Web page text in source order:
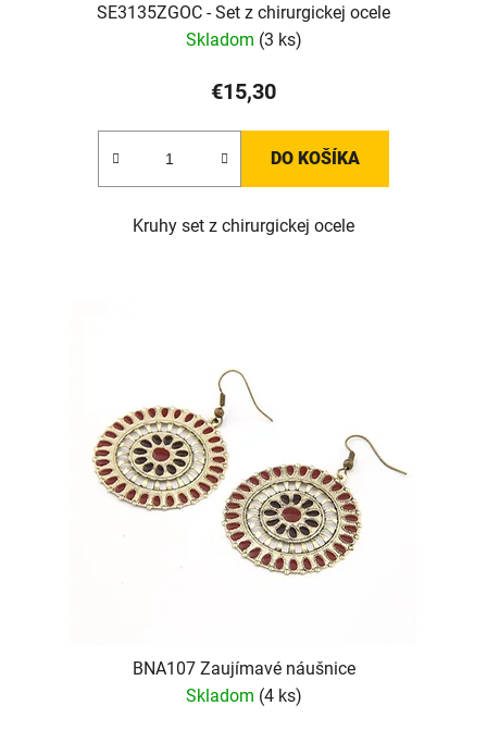
SE3135ZGOC - Set z chirurgickej ocele
Skladom (3 ks)
€15,30
DO KOŠÍKA
Kruhy set z chirurgickej ocele
BNA107 Zaujímavé náušnice
Skladom (4 ks)